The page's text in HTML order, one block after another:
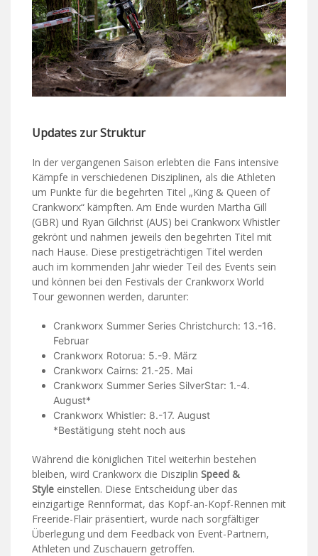
Updates zur Struktur
In der vergangenen Saison erlebten die Fans intensive
Kämpfe in verschiedenen Disziplinen, als die Athleten
um Punkte für die begehrten Titel „King & Queen of
Crankworx“ kämpften. Am Ende wurden Martha Gill
(GBR) und Ryan Gilchrist (AUS) bei Crankworx Whistler
gekrönt und nahmen jeweils den begehrten Titel mit
nach Hause. Diese prestigeträchtigen Titel werden
auch im kommenden Jahr wieder Teil des Events sein
und können bei den Festivals der Crankworx World
Tour gewonnen werden, darunter:
Crankworx Summer Series Christchurch: 13.-16.
Februar
Crankworx Rotorua: 5.-9. März
Crankworx Cairns: 21.-25. Mai
Crankworx Summer Series SilverStar: 1.-4.
August*
Crankworx Whistler: 8.-17. August
*Bestätigung steht noch aus
Während die königlichen Titel weiterhin bestehen
bleiben, wird Crankworx die Disziplin Speed &
Style einstellen. Diese Entscheidung über das
einzigartige Rennformat, das Kopf-an-Kopf-Rennen mit
Freeride-Flair präsentiert, wurde nach sorgfältiger
Überlegung und dem Feedback von Event-Partnern,
Athleten und Zuschauern getroffen.